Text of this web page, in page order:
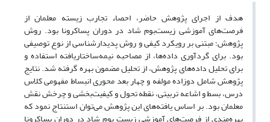
هدف از اجرای پژوهش حاضر، احصاء تجارب زیسته معلمان از
فرصت‌های آموزشی زیست‌بوم شاد در دوران پسا‌کرونا بود. روش
پژوهش؛ مبتنی بر رویکرد کیفی و روش پدیدارشناسی از نوع توصیفی
بود. برای گردآوری داده‌ها، از مصاحبه نیمه‌ساختاریافته استفاده و
برای تحلیل داده‌های پژوهش، از تحلیل مضمون بهره گرفته شد. نتایج
پژوهش شامل دوزاده مولفه و چهار بعد محوری انبساط مفهومی کلاس
درس، بسط و اشاعه تربیتی، نقطه تحول و کیفیت‌بخشی و چرخش نقش
معلمان بود. بر اساس یافته‌‌های این پژوهش می‌‌توان استنتاج نمود که